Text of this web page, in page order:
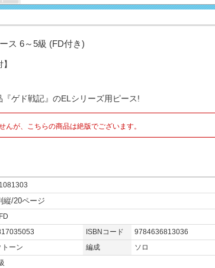
ス 6～5級 (FD付き)
『ゲド戦記』のELシリーズ用ピース!
んが、こちらの商品は絶版でございます。
縦/20ページ
ISBNコード
9784636813036
トーン 編成
ソロ